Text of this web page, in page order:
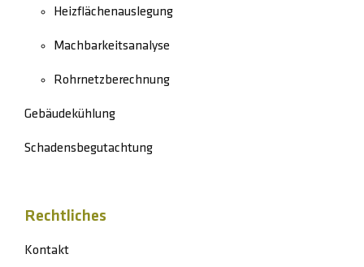
Heizflächenauslegung
Machbarkeitsanalyse
Rohrnetzberechnung
Gebäudekühlung
Schadensbegutachtung
Rechtliches
Kontakt